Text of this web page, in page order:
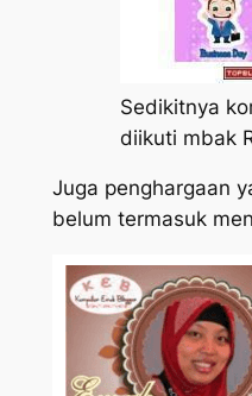
Sedikitnya
diikuti mbak
Juga penghargaan
belum termasuk